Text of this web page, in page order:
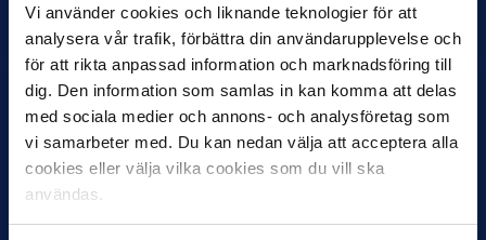
Vi använder cookies och liknande teknologier för att
analysera vår trafik, förbättra din användarupplevelse och
för att rikta anpassad information och marknadsföring till
dig. Den information som samlas in kan komma att delas
med sociala medier och annons- och analysföretag som
vi samarbeter med. Du kan nedan välja att acceptera alla
cookies eller välja vilka cookies som du vill ska
användas.
Inleder mot…